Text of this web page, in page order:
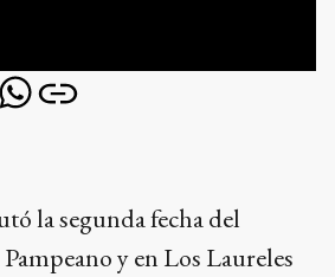
la segunda fecha del
y en Los Laureles